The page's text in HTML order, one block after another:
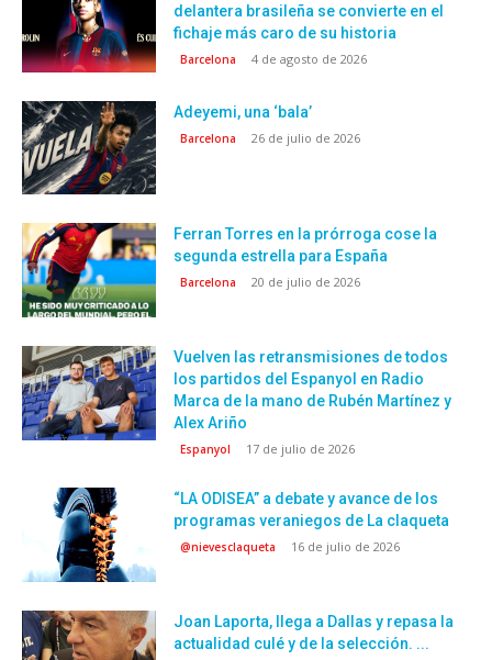
delantera brasileña se convierte en el
fichaje más caro de su historia
Barcelona 4 de agosto de 2026
Adeyemi, una ‘bala’
Barcelona 26 de julio de 2026
Ferran Torres en la prórroga cose la
segunda estrella para España
Barcelona 20 de julio de 2026
Vuelven las retransmisiones de todos
los partidos del Espanyol en Radio
Marca de la mano de Rubén Martínez y
Alex Ariño
Espanyol 17 de julio de 2026
“LA ODISEA” a debate y avance de los
programas veraniegos de La claqueta
@nievesclaqueta 16 de julio de 2026
Joan Laporta, llega a Dallas y repasa la
actualidad culé y de la selección. ...